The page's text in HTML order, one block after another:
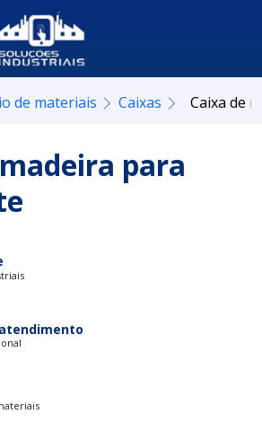
de materiais Caixas Caixa de
para